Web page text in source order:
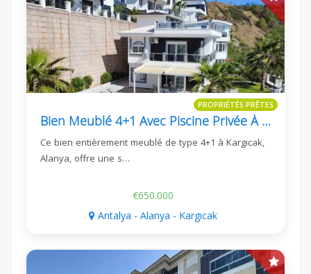
PROPRIÉTÉS PRÊTES
Bien Meublé 4+1 Avec Piscine Privée À Kargıcak
Ce bien entièrement meublé de type 4+1 à Kargıcak,
Alanya, offre une s…
€650.000
Antalya - Alanya - Kargıcak